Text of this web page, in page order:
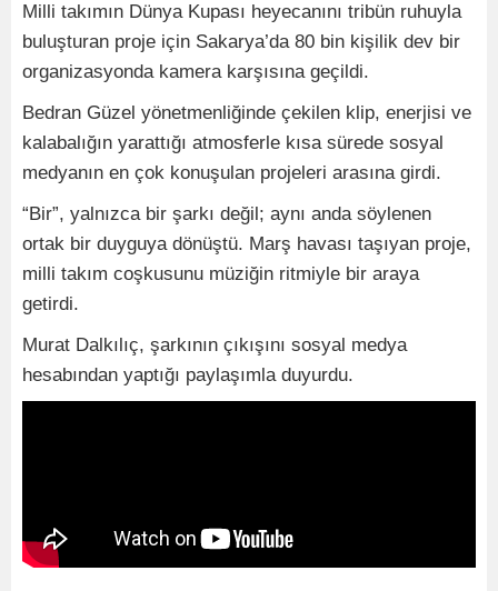
Milli takımın Dünya Kupası heyecanını tribün ruhuyla
buluşturan proje için Sakarya’da 80 bin kişilik dev bir
organizasyonda kamera karşısına geçildi.
Bedran Güzel yönetmenliğinde çekilen klip, enerjisi ve
kalabalığın yarattığı atmosferle kısa sürede sosyal
medyanın en çok konuşulan projeleri arasına girdi.
“Bir”, yalnızca bir şarkı değil; aynı anda söylenen
ortak bir duyguya dönüştü. Marş havası taşıyan proje,
milli takım coşkusunu müziğin ritmiyle bir araya
getirdi.
Murat Dalkılıç, şarkının çıkışını sosyal medya
hesabından yaptığı paylaşımla duyurdu.